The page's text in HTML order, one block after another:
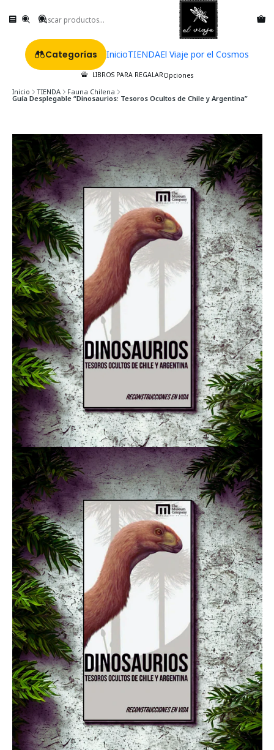
Categorías InicioTIENDAEl Viaje por el Cosmos
LIBROS PARA REGALAROpciones
Inicio TIENDA Fauna Chilena
Guía Desplegable “Dinosaurios: Tesoros Ocultos de Chile y Argentina”